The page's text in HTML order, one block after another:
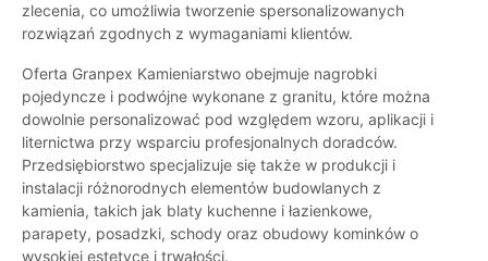
zlecenia, co umożliwia tworzenie spersonalizowanych
rozwiązań zgodnych z wymaganiami klientów.
Oferta Granpex Kamieniarstwo obejmuje nagrobki
pojedyncze i podwójne wykonane z granitu, które można
dowolnie personalizować pod względem wzoru, aplikacji i
liternictwa przy wsparciu profesjonalnych doradców.
Przedsiębiorstwo specjalizuje się także w produkcji i
instalacji różnorodnych elementów budowlanych z
kamienia, takich jak blaty kuchenne i łazienkowe,
parapety, posadzki, schody oraz obudowy kominków o
wysokiej estetyce i trwałości.